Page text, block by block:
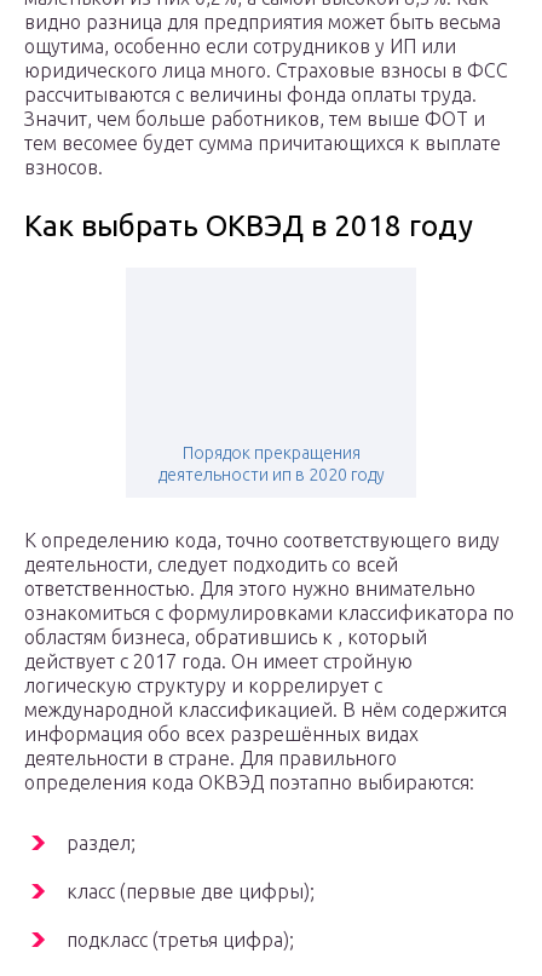
видно разница для предприятия может быть весьма
ощутима, особенно если сотрудников у ИП или
юридического лица много. Страховые взносы в ФСС
рассчитываются с величины фонда оплаты труда.
Значит, чем больше работников, тем выше ФОТ и
тем весомее будет сумма причитающихся к выплате
взносов.
Как выбрать ОКВЭД в 2018 году
Порядок прекращения
деятельности ип в 2020 году
К определению кода, точно соответствующего виду
деятельности, следует подходить со всей
ответственностью. Для этого нужно внимательно
ознакомиться с формулировками классификатора по
областям бизнеса, обратившись к , который
действует с 2017 года. Он имеет стройную
логическую структуру и коррелирует с
международной классификацией. В нём содержится
информация обо всех разрешённых видах
деятельности в стране. Для правильного
определения кода ОКВЭД поэтапно выбираются:
раздел;
класс (первые две цифры);
подкласс (третья цифра);